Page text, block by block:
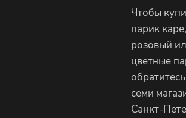
Чтобы
парик
розовый
цветные
семи
Санкт-